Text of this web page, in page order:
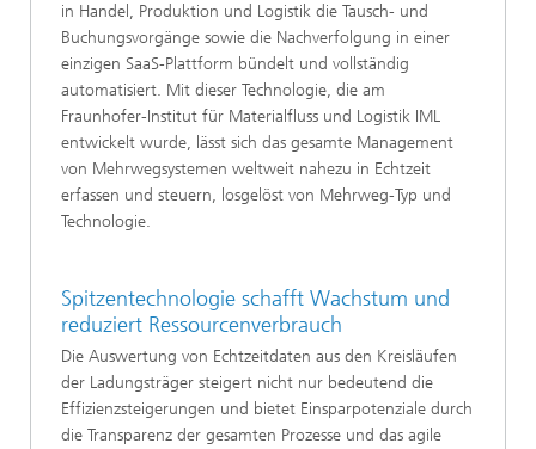
in Handel, Produktion und Logistik die Tausch- und
Buchungsvorgänge sowie die Nachverfolgung in einer
einzigen SaaS-Plattform bündelt und vollständig
automatisiert. Mit dieser Technologie, die am
Fraunhofer-Institut für Materialfluss und Logistik IML
entwickelt wurde, lässt sich das gesamte Management
von Mehrwegsystemen weltweit nahezu in Echtzeit
erfassen und steuern, losgelöst von Mehrweg-Typ und
Technologie.
Spitzentechnologie schafft Wachstum und
reduziert Ressourcenverbrauch
Die Auswertung von Echtzeitdaten aus den Kreisläufen
der Ladungsträger steigert nicht nur bedeutend die
Effizienzsteigerungen und bietet Einsparpotenziale durch
die Transparenz der gesamten Prozesse und das agile